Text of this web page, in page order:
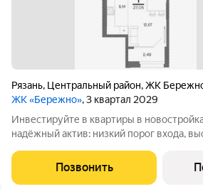
Рязань, Центральный район,ЖК
ЖК «Бережно», 3 квартал 2029
Инвестируйте в квартиры в
надёжный актив: низкий порог входа,
Жилой квартал «Бережно» это проект класса Бизнес,
созданный с уважением к городу и
Позвонить